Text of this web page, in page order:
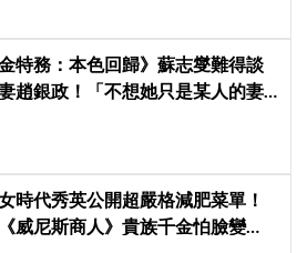
金特務：本色回歸》蘇志燮難得談
趙銀政！「不想她只是某人的妻
時代秀英公開超嚴格減肥菜單！
威尼斯商人》貴族千金怕臉變